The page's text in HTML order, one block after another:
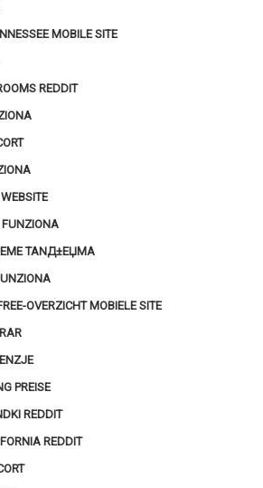
MOBILE SITE
REDDIT
FUNZIONA
TANД±ЕЏMA
OVERZICHT MOBIELE SITE
PREISE
REDDIT
REDDIT